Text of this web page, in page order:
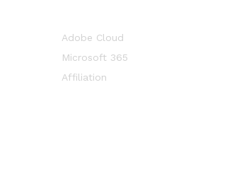
Adobe Cloud
Microsoft 365
Affiliation